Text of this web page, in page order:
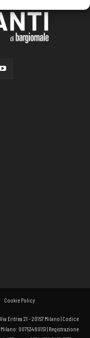
Cookie Policy
Eritrea 21 - 20157 Milano | Codice
00753480151 | Registrazione